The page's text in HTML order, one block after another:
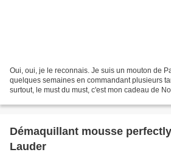
Oui, oui, je le reconnais. Je suis un mouton de
quelques semaines en commandant plusieurs
surtout, le must du must, c'est mon cadeau de
Démaquillant mousse
Lauder